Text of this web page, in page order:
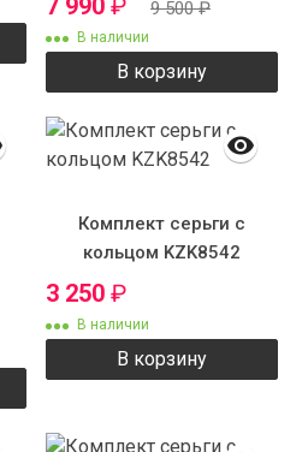
7 990 ₽ 9 500₽
В наличии
В корзину
Комплект серьги с
кольцом KZK8542
3 250 ₽
В наличии
В корзину